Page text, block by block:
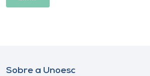
Sobre a Unoesc